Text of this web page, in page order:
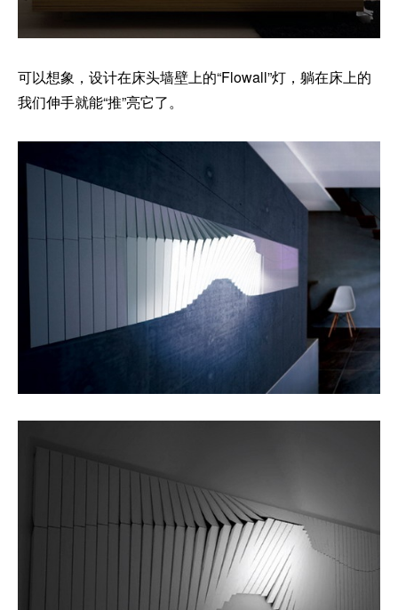
可以想象，设计在床头墙壁上的“Flowall”灯，躺在床上的
我们伸手就能“推”亮它了。